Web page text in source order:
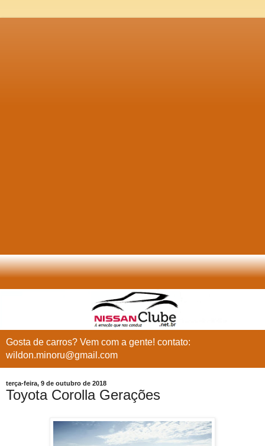
Gosta de carros? Vem com a gente! contato:
wildon.minoru@gmail.com
terça-feira, 9 de outubro de 2018
Toyota Corolla Gerações